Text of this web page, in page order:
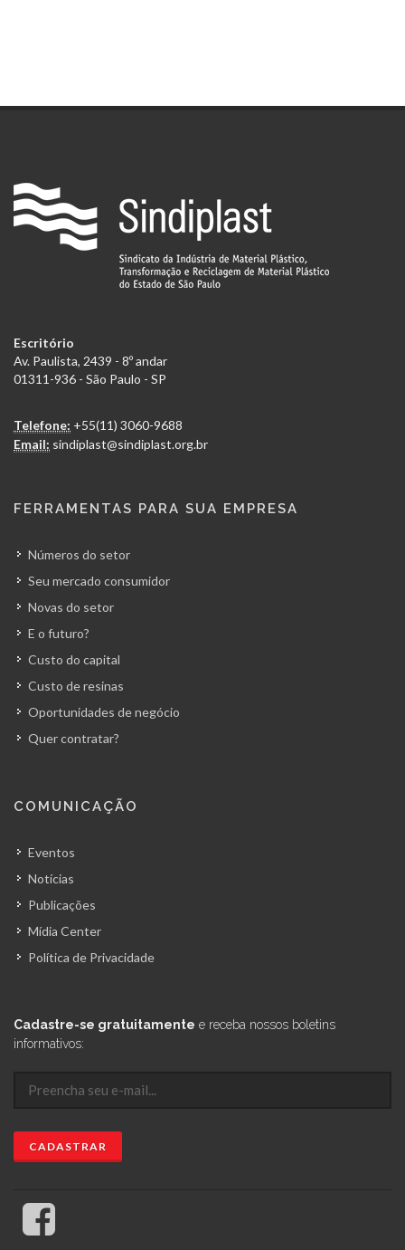
Escritório
Av. Paulista, 2439 - 8º andar
01311-936 - São Paulo - SP
Telefone: +55(11) 3060-9688
Email: sindiplast@sindiplast.org.br
FERRAMENTAS PARA SUA EMPRESA
Números do setor
Seu mercado consumidor
Novas do setor
E o futuro?
Custo do capital
Custo de resinas
Oportunidades de negócio
Quer contratar?
COMUNICAÇÃO
Eventos
Notícias
Publicações
Mídia Center
Política de Privacidade
Cadastre-se gratuitamente e receba nossos boletins
informativos: